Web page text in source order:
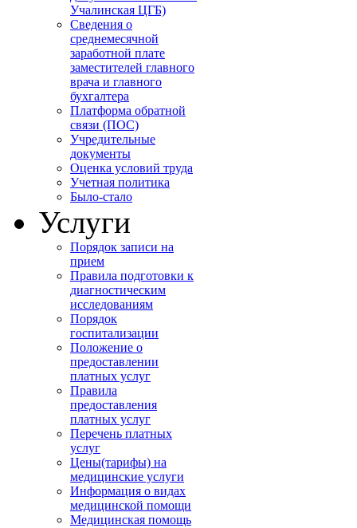
Учалинская ЦГБ)
Сведения о
среднемесячной
заработной плате
заместителей главного
врача и главного
бухгалтера
Платформа обратной
связи (ПОС)
Учредительные
документы
Оценка условий труда
Учетная политика
Было-стало
Услуги
Порядок записи на
прием
Правила подготовки к
диагностическим
исследованиям
Порядок
госпитализации
Положение о
предоставлении
платных услуг
Правила
предоставления
платных услуг
Перечень платных
услуг
Цены(тарифы) на
медицинские услуги
Информация о видах
медицинской помощи
Медицинская помощь